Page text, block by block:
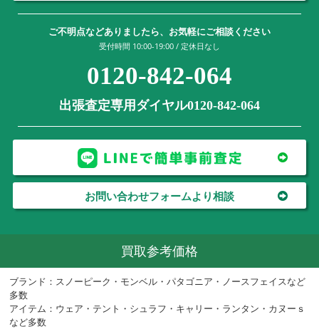
ご不明点などありましたら、お気軽にご相談ください
受付時間 10:00-19:00 / 定休日なし
0120-842-064
出張査定専用ダイヤル0120-842-064
お問い合わせフォームより相談
買取参考価格
ブランド：スノーピーク・モンベル・パタゴニア・ノースフェイスなど
多数
アイテム：ウェア・テント・シュラフ・キャリー・ランタン・カヌーｓ
など多数